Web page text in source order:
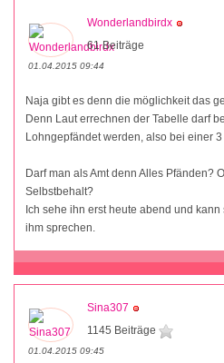
Wonderlandbirdx
61 Beiträge
01.04.2015 09:44
Naja gibt es denn die möglichkeit das
Denn Laut errechnen der Tabelle darf
Lohngepfändet werden, also bei einer
Darf man als Amt denn Alles Pfänden?
Selbstbehalt?
Ich sehe ihn erst heute abend und
ihm sprechen.
Sina307
1145 Beiträge
01.04.2015 09:45